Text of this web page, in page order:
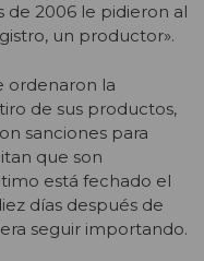
de 2006 le pidieron al
un productor».
ordenaron la
de sus productos,
sanciones para
que son
está fechado el
días después de
seguir importando.